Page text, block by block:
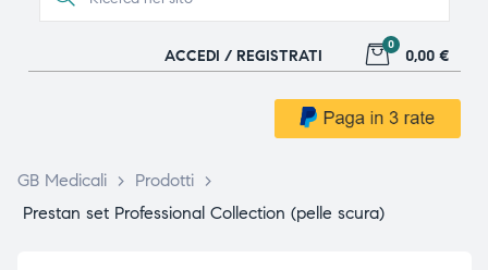
ACCEDI / REGISTRATI
0
0,00 €
GB Medicali > Prodotti
>
Prestan set Professional Collection (pelle scura)